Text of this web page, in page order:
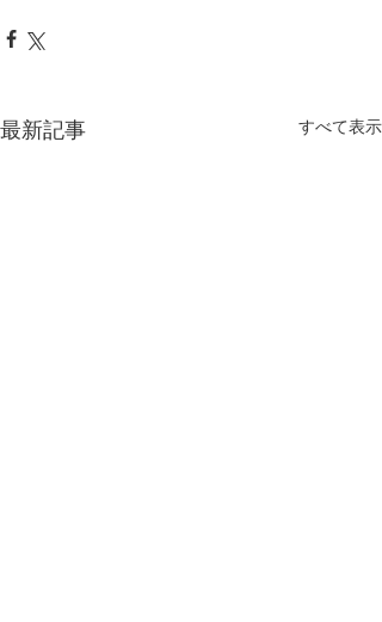
最新記事 すべて表示